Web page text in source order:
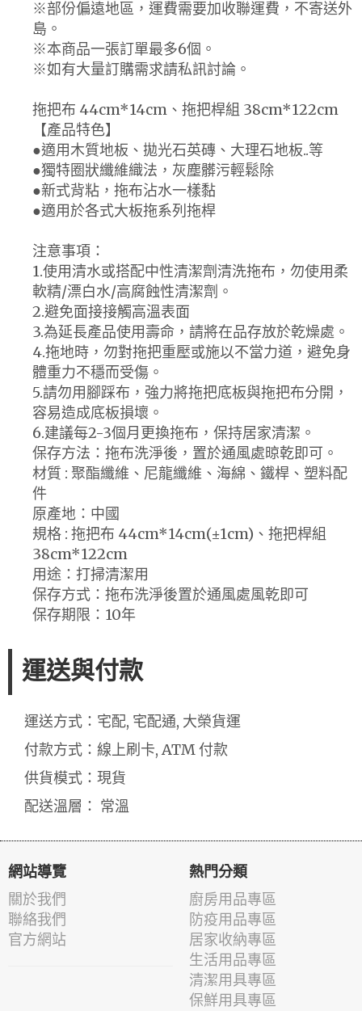
※部份偏遠地區，運費需要加收聯運費，不寄送外
島。
※本商品一張訂單最多6個。
※如有大量訂購需求請私訊討論。
拖把布 44cm*14cm、拖把桿組 38cm*122cm
【產品特色】
●適用木質地板、拋光石英磚、大理石地板..等
●獨特圈狀纖維織法，灰塵髒污輕鬆除
●新式背粘，拖布沾水一樣黏
●適用於各式大板拖系列拖桿
注意事項：
1.使用清水或搭配中性清潔劑清洗拖布，勿使用柔
軟精/漂白水/高腐蝕性清潔劑。
2.避免面接接觸高溫表面
3.為延長產品使用壽命，請將在品存放於乾燥處。
4.拖地時，勿對拖把重壓或施以不當力道，避免身
體重力不穩而受傷。
5.請勿用腳踩布，強力將拖把底板與拖把布分開，
容易造成底板損壞。
6.建議每2-3個月更換拖布，保持居家清潔。
保存方法：拖布洗淨後，置於通風處晾乾即可。
材質 : 聚酯纖維、尼龍纖維、海綿、鐵桿、塑料配
件
原產地：中國
規格 : 拖把布 44cm*14cm(±1cm)、拖把桿組
38cm*122cm
用途：打掃清潔用
保存方式：拖布洗淨後置於通風處風乾即可
保存期限：10年
運送與付款
運送方式：宅配, 宅配通, 大榮貨運
付款方式：線上刷卡, ATM 付款
供貨模式：現貨
配送溫層： 常溫
網站導覽
關於我們
聯絡我們
官方網站
熱門分類
廚房用品專區
防疫用品專區
居家收納專區
生活用品專區
清潔用具專區
保鮮用具專區